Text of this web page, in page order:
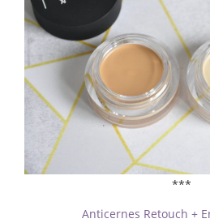
***
Anticernes Retouch +